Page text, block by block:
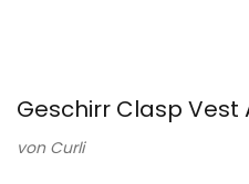
Geschirr Clasp Vest
von Curli